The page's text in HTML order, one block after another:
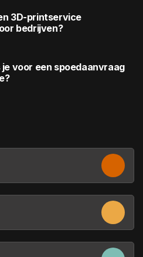
3D-printservice
bedrijven?
voor een spoedaanvraag